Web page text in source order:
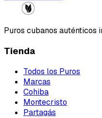
Puros cubanos auténticos
Tienda
Todos los Puros
Marcas
Cohiba
Montecristo
Partagás